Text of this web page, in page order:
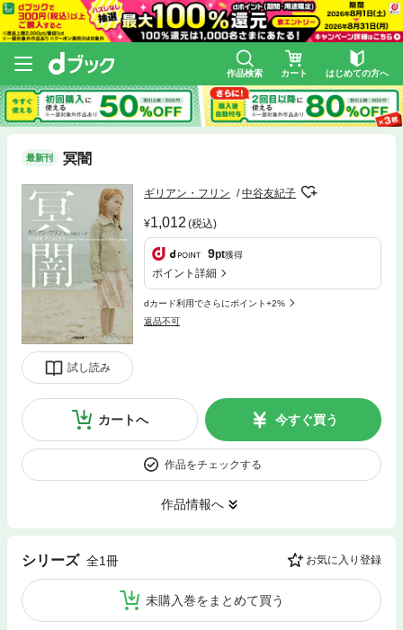
作品検索 カート はじめての方へ
最新刊 冥闇
試し読み
ギリアン・フリン 中谷友紀子
1,012 (税込)
9pt獲得
ポイント詳細
dカード利用でさらにポイント+2%
返品不可
カートへ 今すぐ買う
作品をチェックする
作品情報へ
シリーズ 全1冊 お気に入り登録
未購入巻をまとめて買う